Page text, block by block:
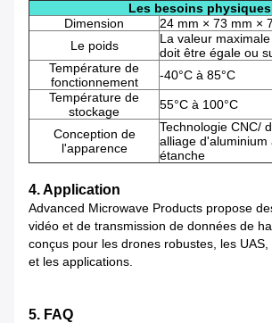
Les besoins physiques
Dimension
24 mm × 73 mm ×
Le poids
La valeur
doit être égale ou
Température de
fonctionnement
-40°C à 85°C
Température de
stockage
55°C à 100°C
Conception de
l'apparence
Technologie CNC/
alliage d'aluminium
étanche
4. Application
Advanced Microwave Products propose
vidéo et de transmission de données de
conçus pour les drones robustes, les UAS,
et les applications.
5. FAQ